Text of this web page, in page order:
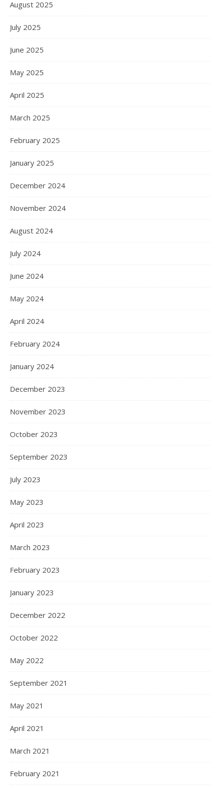
August 2025
July 2025
June 2025
May 2025
April 2025
March 2025
February 2025
January 2025
December 2024
November 2024
August 2024
July 2024
June 2024
May 2024
April 2024
February 2024
January 2024
December 2023
November 2023
October 2023
September 2023
July 2023
May 2023
April 2023
March 2023
February 2023
January 2023
December 2022
October 2022
May 2022
September 2021
May 2021
April 2021
March 2021
February 2021